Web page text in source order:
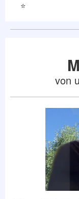
⭐️
von